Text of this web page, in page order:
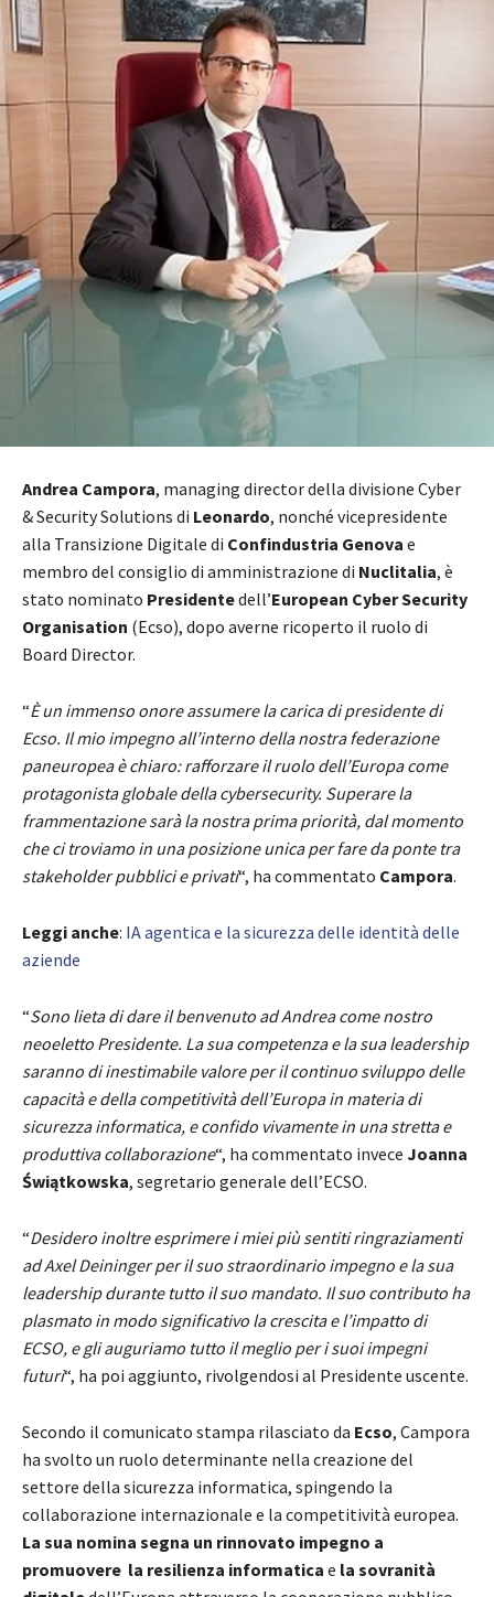
Andrea Campora, managing director della divisione Cyber
& Security Solutions di Leonardo, nonché vicepresidente
alla Transizione Digitale di Confindustria Genova e
membro del consiglio di amministrazione di Nuclitalia, è
stato nominato Presidentedell’European Cyber Security
Organisation (Ecso), dopo averne ricoperto il ruolo di
Board Director.
“È un immenso onore assumere la carica di presidente di
Ecso. Il mio impegno all’interno della nostra federazione
paneuropea è chiaro: rafforzare il ruolo dell’Europa come
protagonista globale della cybersecurity. Superare la
frammentazione sarà la nostra prima priorità, dal momento
che ci troviamo in una posizione unica per fare da ponte tra
stakeholder pubblici e privati“, ha commentato Campora.
Leggi anche: IA agentica e la sicurezza delle identità delle
aziende
“Sono lieta di dare il benvenuto ad Andrea come nostro
neoeletto Presidente. La sua competenza e la sua leadership
saranno di inestimabile valore per il continuo sviluppo delle
capacità e della competitività dell’Europa in materia di
sicurezza informatica, e confido vivamente in una stretta e
produttiva collaborazione“, ha commentato invece Joanna
Świątkowska, segretario generale dell’ECSO.
“Desidero inoltre esprimere i miei più sentiti ringraziamenti
ad Axel Deininger per il suo straordinario impegno e la sua
leadership durante tutto il suo mandato. Il suo contributo ha
plasmato in modo significativo la crescita e l’impatto di
ECSO, e gli auguriamo tutto il meglio per i suoi impegni
futuri“, ha poi aggiunto, rivolgendosi al Presidente uscente.
Secondo il comunicato stampa rilasciato da Ecso, Campora
ha svolto un ruolo determinante nella creazione del
settore della sicurezza informatica, spingendo la
collaborazione internazionale e la competitività europea.
La sua nomina segna un rinnovato impegno a
promuovere la resilienza informatica e la sovranità